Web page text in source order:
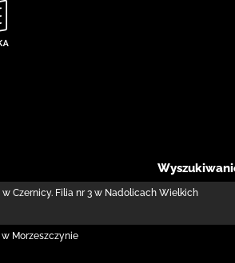
Czernicy. Filia nr 3 w Nadolicach Wielkich
Morzeszczynie